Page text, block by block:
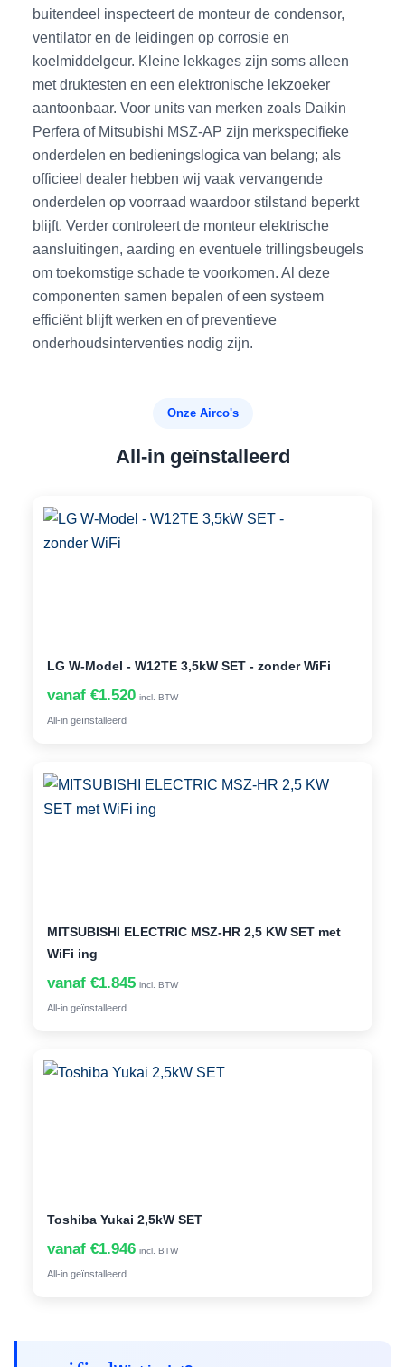
buitendeel inspecteert de monteur de condensor,
ventilator en de leidingen op corrosie en
koelmiddelgeur. Kleine lekkages zijn soms alleen
met druktesten en een elektronische lekzoeker
aantoonbaar. Voor units van merken zoals Daikin
Perfera of Mitsubishi MSZ-AP zijn merkspecifieke
onderdelen en bedieningslogica van belang; als
officieel dealer hebben wij vaak vervangende
onderdelen op voorraad waardoor stilstand beperkt
blijft. Verder controleert de monteur elektrische
aansluitingen, aarding en eventuele trillingsbeugels
om toekomstige schade te voorkomen. Al deze
componenten samen bepalen of een systeem
efficiënt blijft werken en of preventieve
onderhoudsinterventies nodig zijn.
Onze Airco's
All-in geïnstalleerd
LG W-Model - W12TE 3,5kW SET - zonder WiFi
vanaf €1.520 incl. BTW
All-in geïnstalleerd
MITSUBISHI ELECTRIC MSZ-HR 2,5 KW SET met
WiFi ing
vanaf €1.845 incl. BTW
All-in geïnstalleerd
Toshiba Yukai 2,5kW SET
vanaf €1.946 incl. BTW
All-in geïnstalleerd